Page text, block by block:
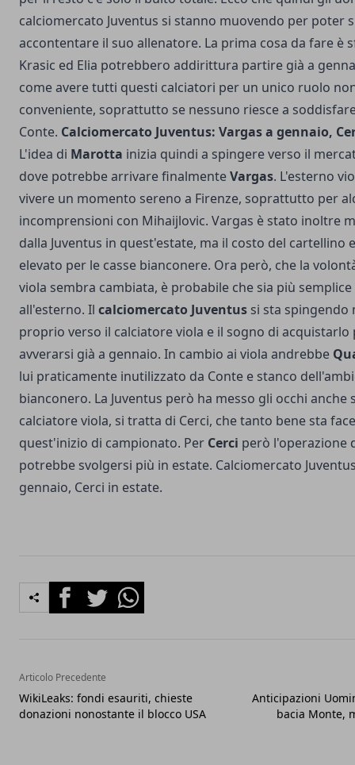
calciomercato Juventus si stanno muovendo per poter
accontentare il suo allenatore. La prima cosa da fare è
Krasic ed Elia potrebbero addirittura partire già a
come avere tutti questi calciatori per un unico ruolo
conveniente, soprattutto se nessuno riesce a
Conte. Calciomercato Juventus: Vargas a gennaio,
L'idea di Marotta inizia quindi a spingere verso il
dove potrebbe arrivare finalmenteVargas. L'esterno
vivere un momento sereno a Firenze, soprattutto per
incomprensioni con Mihaijlovic. Vargas è stato inoltre
dalla Juventus in quest'estate, ma il costo del cartellino
elevato per le casse bianconere. Ora però, che la
viola sembra cambiata, è probabile che sia più
all'esterno. Il calciomercato Juventus si sta spingendo
proprio verso il calciatore viola e il sogno di
avverarsi già a gennaio. In cambio ai viola andrebbe
lui praticamente inutilizzato da Conte e stanco
bianconero. La Juventus però ha messo gli occhi anche
calciatore viola, si tratta di Cerci, che tanto bene sta
quest'inizio di campionato. Per Cerci però l'operazione
potrebbe svolgersi più in estate. Calciomercato
gennaio, Cerci in estate.
FacebookTwitterWhatsapp
Articolo Precedente
WikiLeaks: fondi esauriti, chieste
donazioni nonostante il blocco USA
Anticipazioni
bacia Monte,